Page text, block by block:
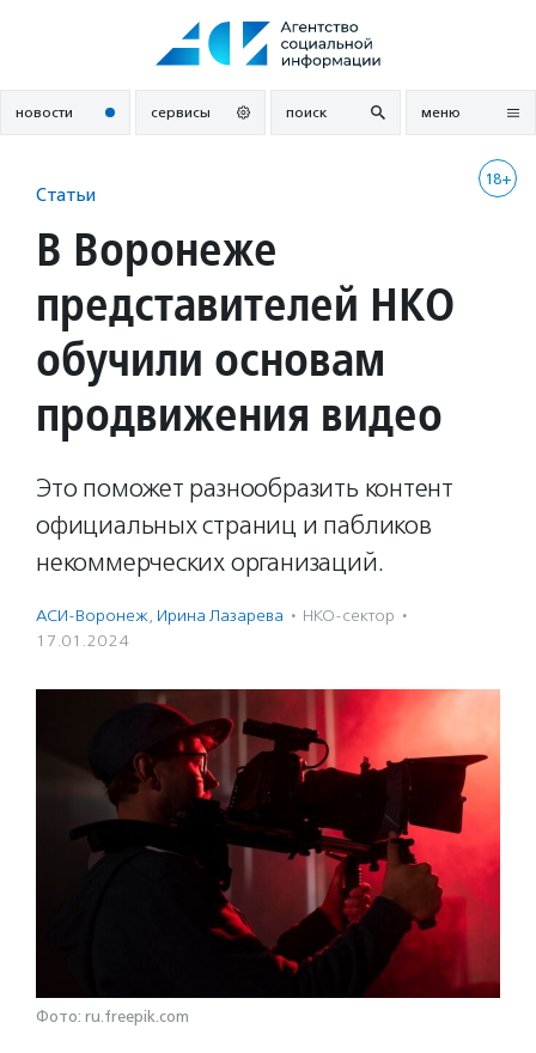
новости сервисы поиск меню
18+
Статьи
В Воронеже
представителей НКО
обучили основам
продвижения видео
Это поможет разнообразить контент
официальных страниц и пабликов
некоммерческих организаций.
АСИ-Воронеж, Ирина Лазарева · НКО-сектор ·
17.01.2024
Фото: ru.freepik.com